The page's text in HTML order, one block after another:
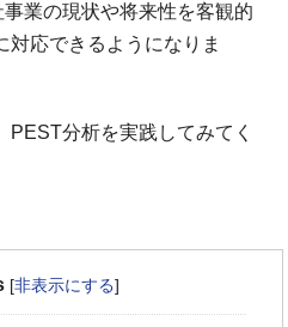
業の現状や将来性を客観的
対応できるようになりま
分析を実践してみてく
[非表示にする]